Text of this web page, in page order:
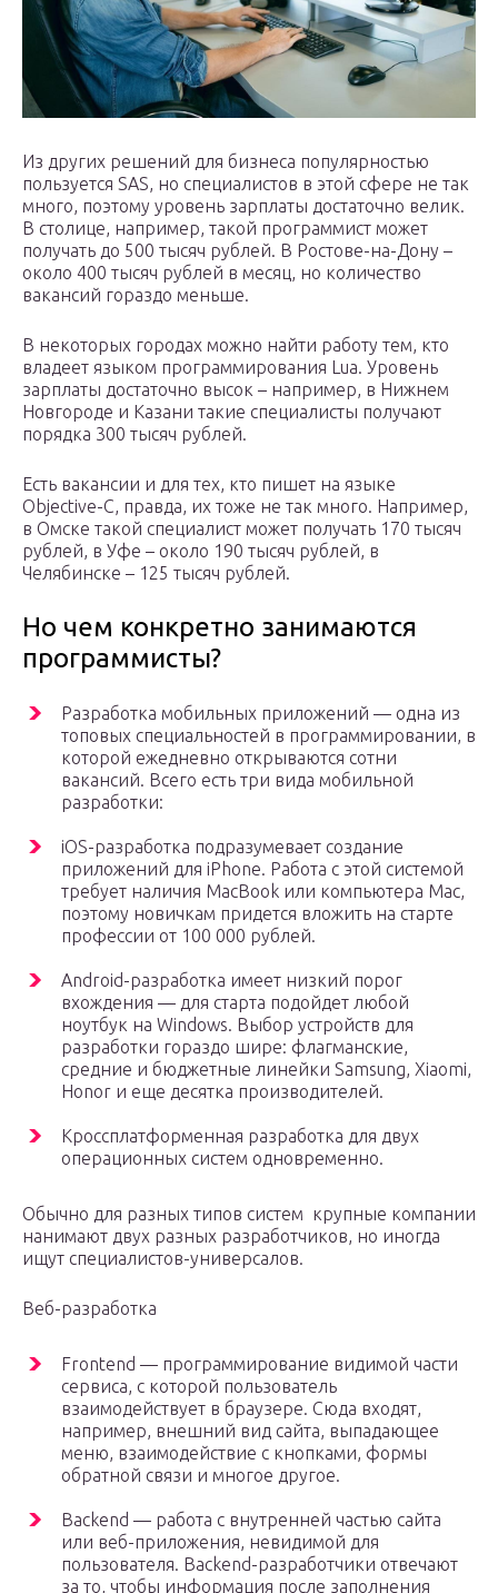
Из других решений для бизнеса популярностью
пользуется SAS, но специалистов в этой сфере не так
много, поэтому уровень зарплаты достаточно велик.
В столице, например, такой программист может
получать до 500 тысяч рублей. В Ростове-на-Дону –
около 400 тысяч рублей в месяц, но количество
вакансий гораздо меньше.
В некоторых городах можно найти работу тем, кто
владеет языком программирования Lua. Уровень
зарплаты достаточно высок – например, в Нижнем
Новгороде и Казани такие специалисты получают
порядка 300 тысяч рублей.
Есть вакансии и для тех, кто пишет на языке
Objective-C, правда, их тоже не так много. Например,
в Омске такой специалист может получать 170 тысяч
рублей, в Уфе – около 190 тысяч рублей, в
Челябинске – 125 тысяч рублей.
Но чем конкретно занимаются
программисты?
Разработка мобильных приложений — одна из
топовых специальностей в программировании, в
которой ежедневно открываются сотни
вакансий. Всего есть три вида мобильной
разработки:
iOS-разработка подразумевает создание
приложений для iPhone. Работа с этой системой
требует наличия MacBook или компьютера Mac,
поэтому новичкам придется вложить на старте
профессии от 100 000 рублей.
Android-разработка имеет низкий порог
вхождения — для старта подойдет любой
ноутбук на Windows. Выбор устройств для
разработки гораздо шире: флагманские,
средние и бюджетные линейки Samsung, Xiaomi,
Honor и еще десятка производителей.
Кроссплатформенная разработка для двух
операционных систем одновременно.
Обычно для разных типов систем крупные компании
нанимают двух разных разработчиков, но иногда
ищут специалистов-универсалов.
Веб-разработка
Frontend — программирование видимой части
сервиса, с которой пользователь
взаимодействует в браузере. Сюда входят,
например, внешний вид сайта, выпадающее
меню, взаимодействие с кнопками, формы
обратной связи и многое другое.
Backend — работа с внутренней частью сайта
или веб-приложения, невидимой для
пользователя. Backend-разработчики отвечают
за то, чтобы информация после заполнения